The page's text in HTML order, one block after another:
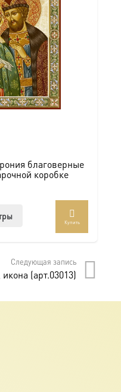
благоверные
коробке
вариаций.
Опции
Купить
Следующая запись
(арт.03013)